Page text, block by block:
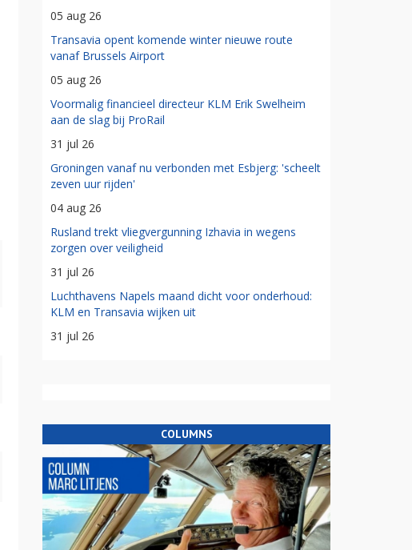
05 aug 26
Transavia opent komende winter nieuwe route
vanaf Brussels Airport
05 aug 26
Voormalig financieel directeur KLM Erik Swelheim
aan de slag bij ProRail
31 jul 26
Groningen vanaf nu verbonden met Esbjerg: 'scheelt
zeven uur rijden'
04 aug 26
Rusland trekt vliegvergunning Izhavia in wegens
zorgen over veiligheid
31 jul 26
Luchthavens Napels maand dicht voor onderhoud:
KLM en Transavia wijken uit
31 jul 26
COLUMNS